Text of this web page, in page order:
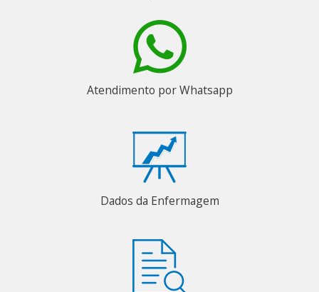
Atendimento por Whatsapp
Dados da Enfermagem